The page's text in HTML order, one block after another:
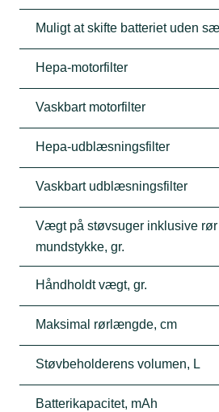
Muligt at skifte batteriet uden
Hepa-motorfilter
Vaskbart motorfilter
Hepa-udblæsningsfilter
Vaskbart udblæsningsfilter
Vægt på støvsuger inklusive rør
mundstykke, gr.
Håndholdt vægt, gr.
Maksimal rørlængde, cm
Støvbeholderens volumen, L
Batterikapacitet, mAh